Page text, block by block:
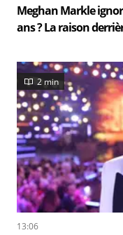
Meghan Markle
ans ? La raison
2 min
13:06